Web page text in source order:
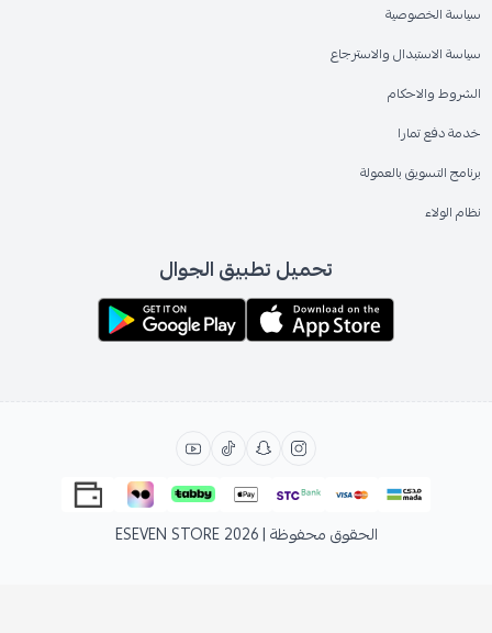
سياسة الخصوصية
سياسة الاستبدال والاسترجاع
الشروط والاحكام
خدمة دفع تمارا
برنامج التسويق بالعمولة
نظام الولاء
تحميل تطبيق الجوال
الحقوق محفوظة | 2026 ESEVEN STORE